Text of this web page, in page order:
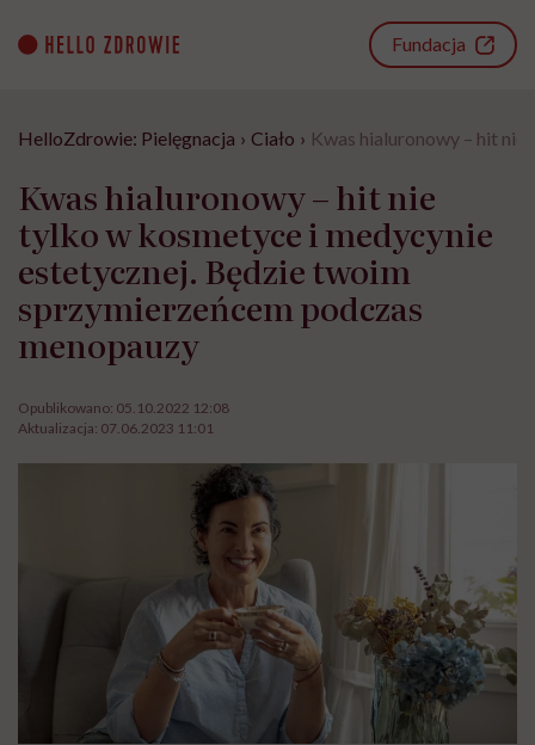
content
Fundacja
HelloZdrowie: Pielęgnacja › Ciało › Kwas hialuronowy – hit
Kwas hialuronowy – hit nie
tylko w kosmetyce i medycynie
estetycznej. Będzie twoim
sprzymierzeńcem podczas
menopauzy
Opublikowano: 05.10.2022 12:08
Aktualizacja: 07.06.2023 11:01